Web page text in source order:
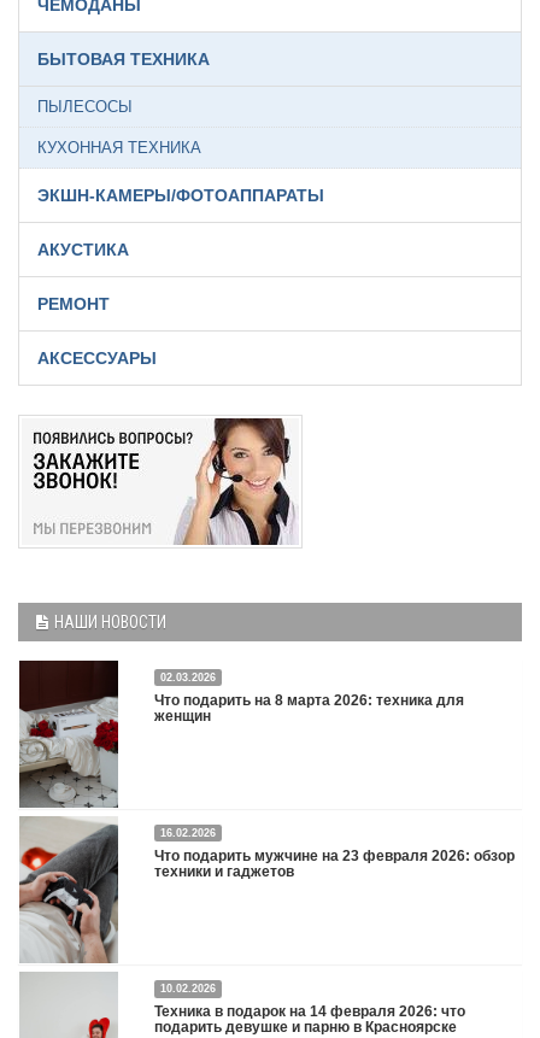
ЧЕМОДАНЫ
БЫТОВАЯ ТЕХНИКА
ПЫЛЕСОСЫ
КУХОННАЯ ТЕХНИКА
ЭКШН-КАМЕРЫ/ФОТОАППАРАТЫ
АКУСТИКА
РЕМОНТ
АКСЕССУАРЫ
НАШИ НОВОСТИ
02.03.2026
Что подарить на 8 марта 2026: техника для
женщин
Что подарить на 8 марта 2026: техника для женщин
16.02.2026
Что подарить мужчине на 23 февраля 2026: обзор
техники и гаджетов
Двадцать третье февраля — праздник, на который мужчины делают вид, что им
все равно. А потом три дня рассказывают коллегам, какую колонку / приставку /
камеру им подарили. Не верьте словам — верьте глазам, которые загораются
10.02.2026
Техника в подарок на 14 февраля 2026: что
подарить девушке и парню в Красноярске